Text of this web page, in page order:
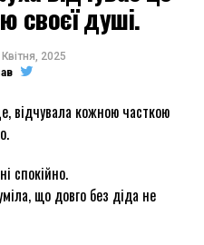
своєї душі.
2025
відчувала кожною часткою
спокійно.
що довго без діда не